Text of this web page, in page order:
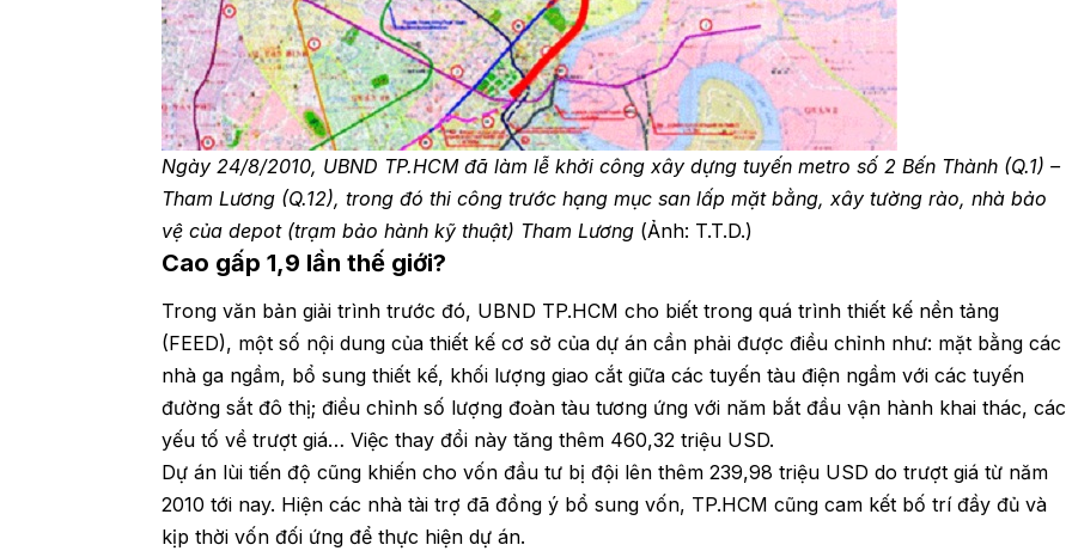
Ngày 24/8/2010, UBND TP.HCM đã làm lễ khởi công xây dựng tuyến metro số 2 Bến Thành (Q.1) –
Tham Lương (Q.12), trong đó thi công trước hạng mục san lấp mặt bằng, xây tường rào, nhà bảo
vệ của depot (trạm bảo hành kỹ thuật) Tham Lương (Ảnh: T.T.D.)
Cao gấp 1,9 lần thế giới?
Trong văn bản giải trình trước đó, UBND TP.HCM cho biết trong quá trình thiết kế nền tảng
(FEED), một số nội dung của thiết kế cơ sở của dự án cần phải được điều chỉnh như: mặt bằng các
nhà ga ngầm, bổ sung thiết kế, khối lượng giao cắt giữa các tuyến tàu điện ngầm với các tuyến
đường sắt đô thị; điều chỉnh số lượng đoàn tàu tương ứng với năm bắt đầu vận hành khai thác, các
yếu tố về trượt giá… Việc thay đổi này tăng thêm 460,32 triệu USD.
Dự án lùi tiến độ cũng khiến cho vốn đầu tư bị đội lên thêm 239,98 triệu USD do trượt giá từ năm
2010 tới nay. Hiện các nhà tài trợ đã đồng ý bổ sung vốn, TP.HCM cũng cam kết bố trí đầy đủ và
kịp thời vốn đối ứng để thực hiện dự án.